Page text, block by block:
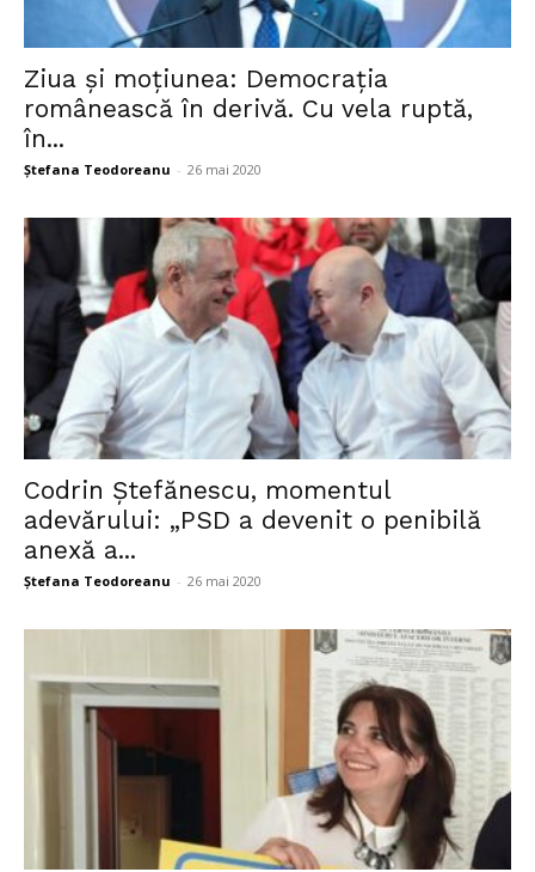
Ziua și moțiunea: Democraţia
românească în derivă. Cu vela ruptă,
în...
Ștefana Teodoreanu - 26 mai 2020
Codrin Ștefănescu, momentul
adevărului: „PSD a devenit o penibilă
anexă a...
Ștefana Teodoreanu - 26 mai 2020